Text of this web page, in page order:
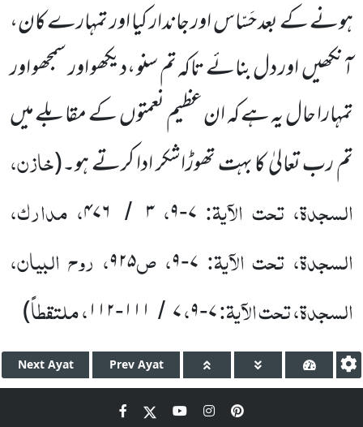
ہونے کے بعد حَسّاس اور جاندار کیا اور تمہارے کان،
آنکھیں اور دل بنائے تاکہ تم سنو ،دیکھو اور سمجھو اور
تمہارا حال یہ ہے کہ ان عظیم نعمتوں کے مقابلے میں
تم رب تعالیٰ کا بہت تھوڑاشکر ادا کرتے ہو۔(خازن،
السجدۃ، تحت الآیۃ: ۷-۹،۳ / ۴۷۶، مدارک،
السجدۃ، تحت الآیۃ: ۷-۹، ص۹۲۵، روح البیان،
السجدۃ، تحت الآیۃ:۷-۹،۷ / ۱۱۱-۱۱۲، ملتقطاً)
Next Ayat Prev Ayat